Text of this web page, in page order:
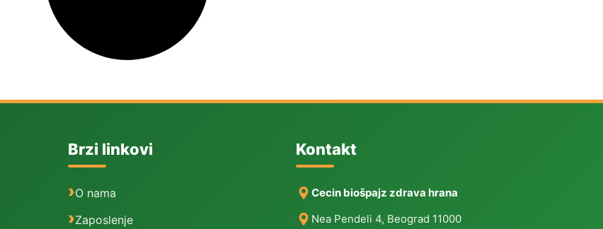
Brzi linkovi
O nama
Zaposlenje
Kontakt
Cecin biošpajz zdrava hrana
Nea Pendeli 4, Beograd 11000